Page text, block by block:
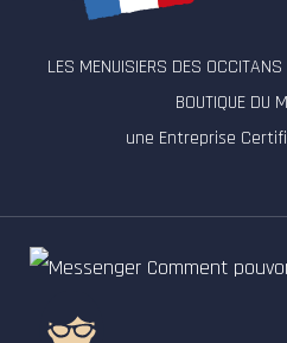
LES MENUISIERS DES
BOUTIQUE DU
une Entreprise
Comment